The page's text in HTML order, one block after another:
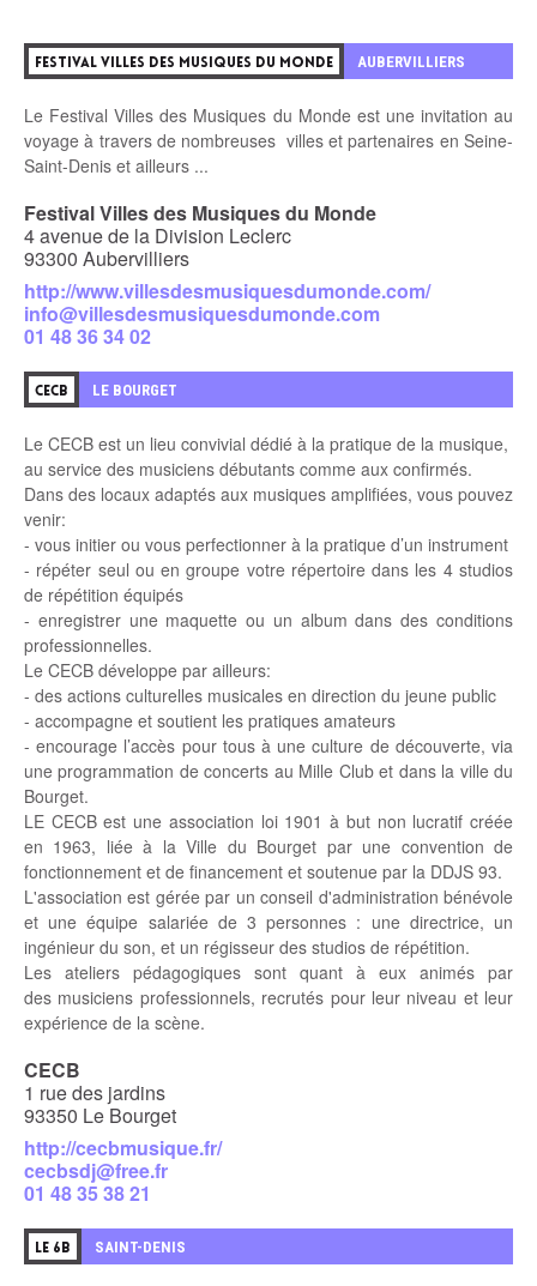
FESTIVAL VILLES DES MUSIQUES DU MONDE AUBERVILLIERS
Le Festival Villes des Musiques du Monde est une invitation au
voyage à travers de nombreuses villes et partenaires en Seine-
Saint-Denis et ailleurs ...
Festival Villes des Musiques du Monde
4 avenue de la Division Leclerc
93300 Aubervilliers
http://www.villesdesmusiquesdumonde.com/
info@villesdesmusiquesdumonde.com
01 48 36 34 02
CECB LE BOURGET
Le CECB est un lieu convivial dédié à la pratique de la musique,
au service des musiciens débutants comme aux confirmés.
Dans des locaux adaptés aux musiques amplifiées, vous pouvez
venir:
- vous initier ou vous perfectionner à la pratique d’un instrument
- répéter seul ou en groupe votre répertoire dans les 4 studios
de répétition équipés
- enregistrer une maquette ou un album dans des conditions
professionnelles.
Le CECB développe par ailleurs:
- des actions culturelles musicales en direction du jeune public
- accompagne et soutient les pratiques amateurs
- encourage l’accès pour tous à une culture de découverte, via
une programmation de concerts au Mille Club et dans la ville du
Bourget.
LE CECB est une association loi 1901 à but non lucratif créée
en 1963, liée à la Ville du Bourget par une convention de
fonctionnement et de financement et soutenue par la DDJS 93.
L'association est gérée par un conseil d'administration bénévole
et une équipe salariée de 3 personnes : une directrice, un
ingénieur du son, et un régisseur des studios de répétition.
Les ateliers pédagogiques sont quant à eux animés par
des musiciens professionnels, recrutés pour leur niveau et leur
expérience de la scène.
CECB
1 rue des jardins
93350 Le Bourget
http://cecbmusique.fr/
cecbsdj@free.fr
01 48 35 38 21
LE 6B SAINT-DENIS